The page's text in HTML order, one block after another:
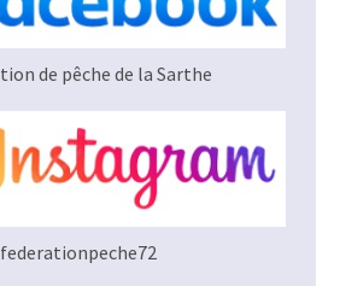
de pêche de la Sarthe